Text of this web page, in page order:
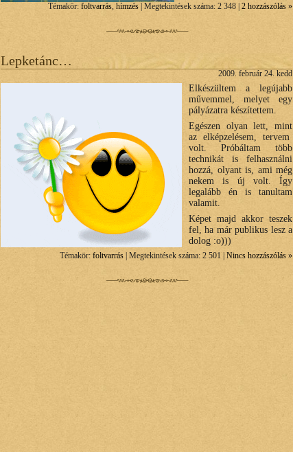
Témakör: foltvarrás, hímzés | Megtekintések száma: 2 348 | 2 hozzászólás »
Lepketánc…
2009. február 24. kedd
Elkészültem a legújabb
művemmel, melyet egy
pályázatra készítettem.
Egészen olyan lett, mint
az elképzelésem, tervem
volt. Próbáltam több
technikát is felhasználni
hozzá, olyant is, ami még
nekem is új volt. Így
legalább én is tanultam
valamit.
Képet majd akkor teszek
fel, ha már publikus lesz a
dolog :o)))
Témakör: foltvarrás | Megtekintések száma: 2 501 | Nincs hozzászólás »